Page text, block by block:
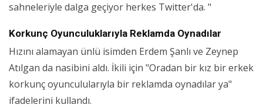
sahneleriyle dalga geçiyor herkes Twitter'da. "
Korkunç Oyunculuklarıyla Reklamda Oynadılar
Hızını alamayan ünlü isimden Erdem Şanlı ve Zeynep
Atılgan da nasibini aldı. İkili için "Oradan bir kız bir erkek
korkunç oyunculularıyla bir reklamda oynadılar ya"
ifadelerini kullandı.